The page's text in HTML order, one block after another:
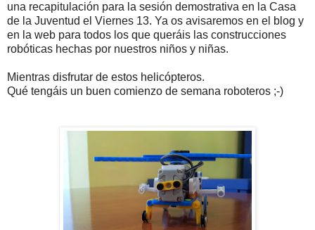
una recapitulación para la sesión demostrativa en la Casa
de la Juventud el Viernes 13. Ya os avisaremos en el blog y
en la web para todos los que queráis las construcciones
robóticas hechas por nuestros niños y niñas.
Mientras disfrutar de estos helicópteros.
Qué tengáis un buen comienzo de semana roboteros ;-)